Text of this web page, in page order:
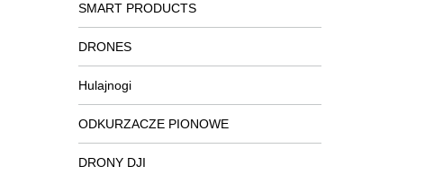
SMART PRODUCTS
DRONES
Hulajnogi
ODKURZACZE PIONOWE
DRONY DJI